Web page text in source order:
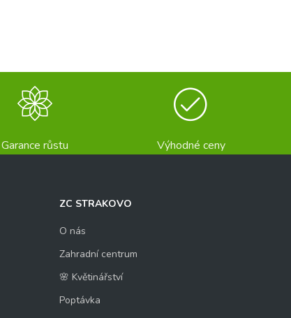
Garance růstu Výhodné ceny
ZC STRAKOVO
O nás
Zahradní centrum
🌸 Květinářství
Poptávka